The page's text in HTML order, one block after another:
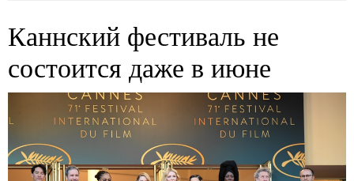
Каннский фестиваль не
состоится даже в июне